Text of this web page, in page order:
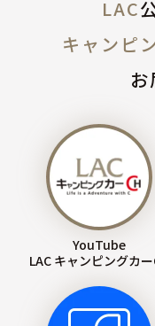
LAC
キャンピ
お
YouTube
LAC キャンピングカ